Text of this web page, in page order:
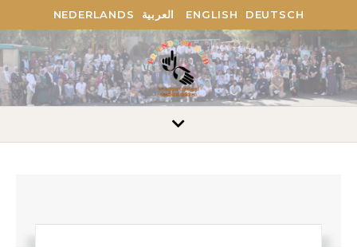
DEUTSCH
ENGLISH العربية NEDERLANDS